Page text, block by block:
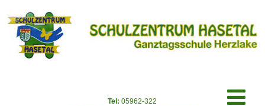
Tel: 05962-322